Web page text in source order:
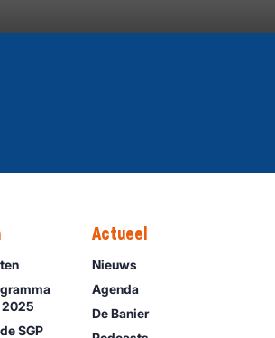
2025
SGP
Actueel
Nieuws
Agenda
De Banier